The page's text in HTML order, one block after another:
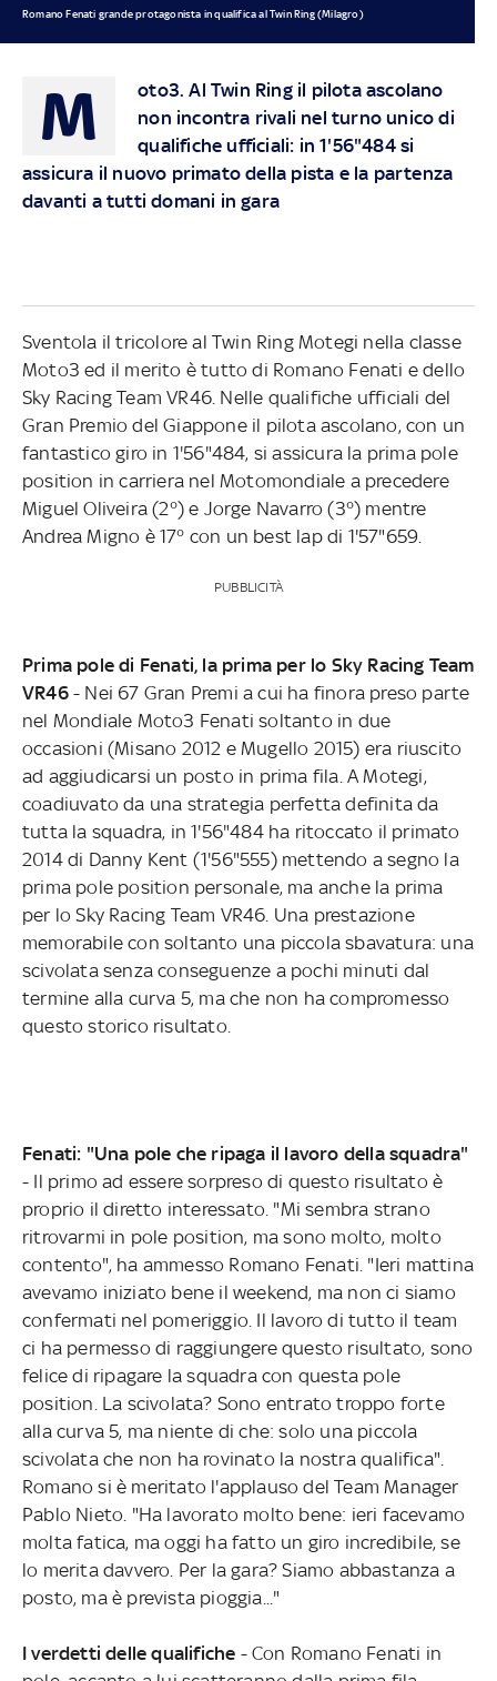
Romano Fenati grande protagonista in qualifica al Twin Ring (Milagro)
M oto3. Al Twin Ring il pilota ascolano
non incontra rivali nel turno unico di
qualifiche ufficiali: in 1'56"484 si
assicura il nuovo primato della pista e la partenza
davanti a tutti domani in gara
Sventola il tricolore al Twin Ring Motegi nella classe
Moto3 ed il merito è tutto di Romano Fenati e dello
Sky Racing Team VR46. Nelle qualifiche ufficiali del
Gran Premio del Giappone il pilota ascolano, con un
fantastico giro in 1'56"484, si assicura la prima pole
position in carriera nel Motomondiale a precedere
Miguel Oliveira (2°) e Jorge Navarro (3°) mentre
Andrea Migno è 17° con un best lap di 1'57"659.
PUBBLICITÀ
Prima pole di Fenati, la prima per lo Sky Racing Team
VR46- Nei 67 Gran Premi a cui ha finora preso parte
nel Mondiale Moto3 Fenati soltanto in due
occasioni (Misano 2012 e Mugello 2015) era riuscito
ad aggiudicarsi un posto in prima fila. A Motegi,
coadiuvato da una strategia perfetta definita da
tutta la squadra, in 1'56"484 ha ritoccato il primato
2014 di Danny Kent (1'56"555) mettendo a segno la
prima pole position personale, ma anche la prima
per lo Sky Racing Team VR46. Una prestazione
memorabile con soltanto una piccola sbavatura: una
scivolata senza conseguenze a pochi minuti dal
termine alla curva 5, ma che non ha compromesso
questo storico risultato.
Fenati: "Una pole che ripaga il lavoro della squadra"
- Il primo ad essere sorpreso di questo risultato è
proprio il diretto interessato. "Mi sembra strano
ritrovarmi in pole position, ma sono molto, molto
contento", ha ammesso Romano Fenati. "Ieri mattina
avevamo iniziato bene il weekend, ma non ci siamo
confermati nel pomeriggio. Il lavoro di tutto il team
ci ha permesso di raggiungere questo risultato, sono
felice di ripagare la squadra con questa pole
position. La scivolata? Sono entrato troppo forte
alla curva 5, ma niente di che: solo una piccola
scivolata che non ha rovinato la nostra qualifica".
Romano si è meritato l'applauso del Team Manager
Pablo Nieto. "Ha lavorato molto bene: ieri facevamo
molta fatica, ma oggi ha fatto un giro incredibile, se
lo merita davvero. Per la gara? Siamo abbastanza a
posto, ma è prevista pioggia..."
I verdetti delle qualifiche - Con Romano Fenati in